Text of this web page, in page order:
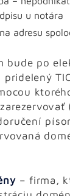
u notára
adresu
bude po
– firma,